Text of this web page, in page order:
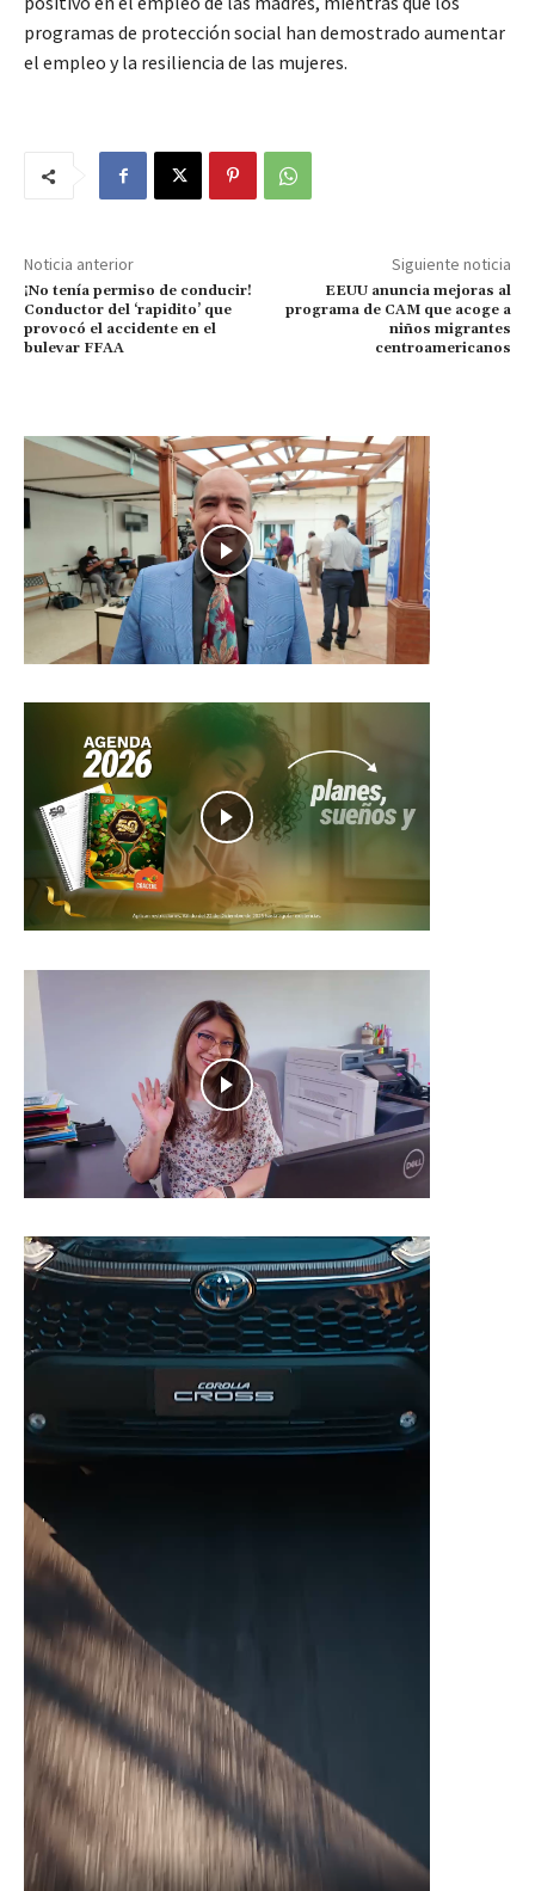
programas de protección social han demostrado aumentar
el empleo y la resiliencia de las mujeres.
Noticia anterior
¡No tenía permiso de conducir!
Conductor del ‘rapidito’ que
provocó el accidente en el
bulevar FFAA
Siguiente noticia
EEUU anuncia mejoras al
programa de CAM que acoge a
niños migrantes
centroamericanos